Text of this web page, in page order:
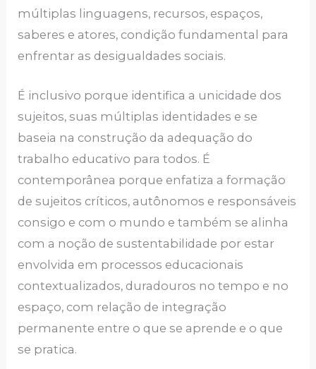
múltiplas linguagens, recursos, espaços,
saberes e atores, condição fundamental para
enfrentar as desigualdades sociais.
É inclusivo porque identifica a unicidade dos
sujeitos, suas múltiplas identidades e se
baseia na construção da adequação do
trabalho educativo para todos. É
contemporânea porque enfatiza a formação
de sujeitos críticos, autônomos e responsáveis
​​consigo e com o mundo e também se alinha
com a noção de sustentabilidade por estar
envolvida em processos educacionais
contextualizados, duradouros no tempo e no
espaço, com relação de integração
permanente entre o que se aprende e o que
se pratica.